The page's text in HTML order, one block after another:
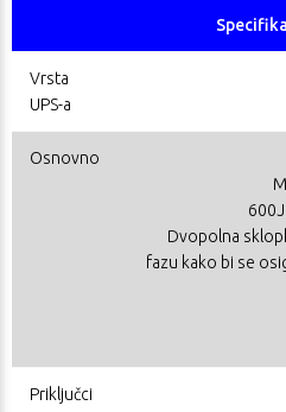
Vrsta
UPS-a
Osnovno
Dvopolna
fazu kako bi se
Priključci